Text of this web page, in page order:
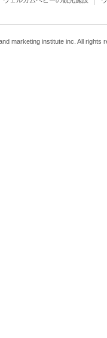
marketing institute inc. All rights